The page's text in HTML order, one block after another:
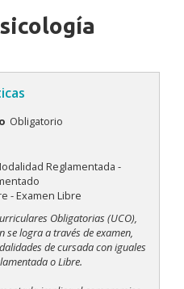
Obligatorio
Reglamentada -
- Examen Libre
Obligatorias (UCO),
se logra a través de examen,
de cursada con iguales
o Libre.